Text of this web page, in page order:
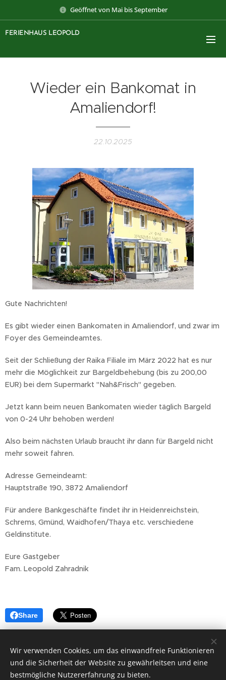
Geöffnet von Mai bis September
FERIENHAUS LEOPOLD
Wieder ein Bankomat in
Amaliendorf!
22.10.2025
Gute Nachrichten!
Es gibt wieder einen Bankomaten in Amaliendorf, und zwar im
Foyer des Gemeindeamtes. 🙂
Seit der Schließung der Raika Filiale im März 2022 hat es nur
mehr die Möglichkeit zur Bargeldbehebung (bis zu 200,00
EUR) bei dem Supermarkt "Nah&Frisch" gegeben.
Jetzt kann beim neuen Bankomaten wieder täglich Bargeld
von 0-24 Uhr behoben werden!
Also beim nächsten Urlaub braucht ihr dann für Bargeld nicht
mehr soweit fahren. 😀
Adresse Gemeindeamt:
Hauptstraße 190, 3872 Amaliendorf
Für andere Bankgeschäfte findet ihr in Heidenreichstein,
Schrems, Gmünd, Waidhofen/Thaya etc. verschiedene
Geldinstitute.
Eure Gastgeber
Fam. Leopold Zahradnik
Share
Impressum Datenschutz AGB Hausordnung
Wir verwenden Cookies, um das einwandfreie Funktionieren
und die Sicherheit der Website zu gewährleitsen und eine
bestmögliche Nutzererfahrung zu bieten.